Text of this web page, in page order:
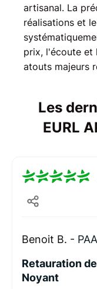
artisanal. La
réalisations et
prix, l'écoute et
atouts majeurs
Les
EURL
Benoit B. -
Retauration
Noyant